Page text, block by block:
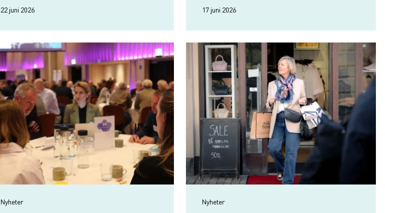
hösten.
22 juni 2026
stranden eller kontoret.
17 juni 2026
Nyheter Nyheter